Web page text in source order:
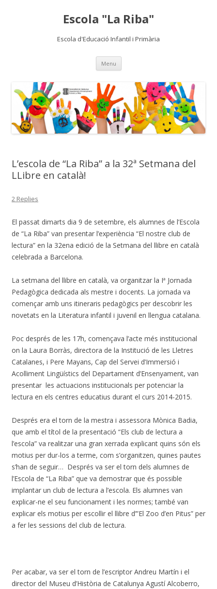
Escola "La Riba"
Escola d'Educació Infantil i Primària
Menu Skip
content
L’escola de “La Riba” a la 32ª Setmana del
LLibre en català!
2 Replies
El passat dimarts dia 9 de setembre, els alumnes de l’Escola
de “La Riba” van presentar l’experiència “El nostre club de
lectura” en la 32ena edició de la Setmana del llibre en català
celebrada a Barcelona.
La setmana del llibre en català, va organitzar la Iª Jornada
Pedagògica dedicada als mestre i docents. La jornada va
començar amb uns itineraris pedagògics per descobrir les
novetats en la Literatura infantil i juvenil en llengua catalana.
Poc després de les 17h, començava l’acte més institucional
on la Laura Borràs, directora de la Institució de les Lletres
Catalanes, i Pere Mayans, Cap del Servei d’Immersió i
Acolliment Lingüístics del Departament d’Ensenyament, van
presentar les actuacions institucionals per potenciar la
lectura en els centres educatius durant el curs 2014-2015.
Després era el torn de la mestra i assessora Mònica Badia,
que amb el títol de la presentació “Els club de lectura a
l’escola” va realitzar una gran xerrada explicant quins són els
motius per dur-los a terme, com s’organitzen, quines pautes
s’han de seguir… Després va ser el torn dels alumnes de
l’Escola de “La Riba” que va demostrar que és possible
implantar un club de lectura a l’escola. Els alumnes van
explicar-ne el seu funcionament i les normes; també van
explicar els motius per escollir el llibre d’”El Zoo d’en Pitus” per
a fer les sessions del club de lectura.
Per acabar, va ser el torn de l’escriptor Andreu Martín i el
director del Museu d’Història de Catalunya Agustí Alcoberro,